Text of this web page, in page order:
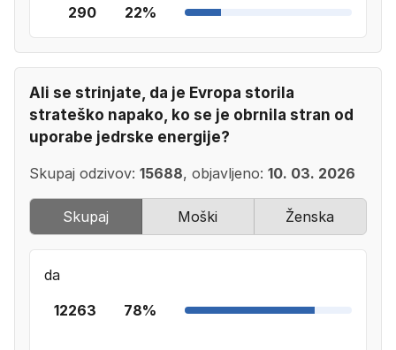
290
22%
Ali se strinjate, da je Evropa storila
strateško napako, ko se je obrnila stran od
uporabe jedrske energije?
Skupaj odzivov: 15688, objavljeno: 10. 03. 2026
Skupaj Moški Ženska
da
12263
78%